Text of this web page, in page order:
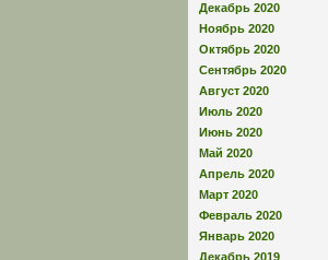
Декабрь 2020
Ноябрь 2020
Октябрь 2020
Сентябрь 2020
Август 2020
Июль 2020
Июнь 2020
Май 2020
Апрель 2020
Март 2020
Февраль 2020
Январь 2020
Декабрь 2019